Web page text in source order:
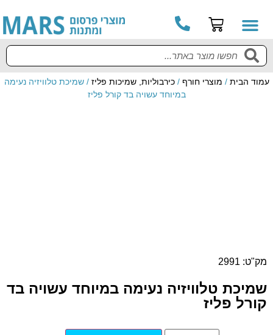
עמוד הבית / מוצרי חורף /כירבוליות, שמיכות פליז / שמיכת טלוויזיה נעימה
במיוחד עשויה בד קורל פליז
מק"ט: 2991
שמיכת טלוויזיה נעימה במיוחד עשויה בד
קורל פליז